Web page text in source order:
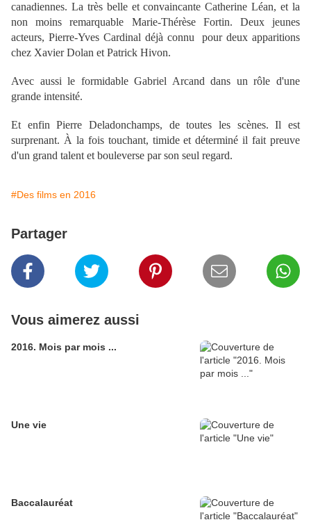
canadiennes. La très belle et convaincante Catherine Léan, et la
non moins remarquable Marie-Thérèse Fortin. Deux jeunes
acteurs, Pierre-Yves Cardinal déjà connu pour deux apparitions
chez Xavier Dolan et Patrick Hivon.
Avec aussi le formidable Gabriel Arcand dans un rôle d'une
grande intensité.
Et enfin Pierre Deladonchamps, de toutes les scènes. Il est
surprenant. À la fois touchant, timide et déterminé il fait preuve
d'un grand talent et bouleverse par son seul regard.
#Des films en 2016
Partager
Vous aimerez aussi
2016. Mois par mois ...
Une vie
Baccalauréat